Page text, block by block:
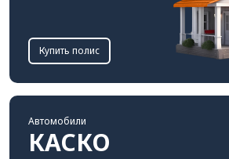
Купить полис
Автомобили
КАСКО